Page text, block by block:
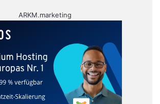
ARKM.marketing